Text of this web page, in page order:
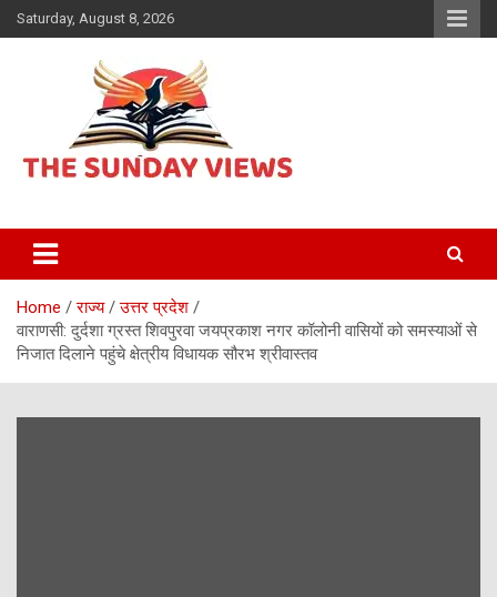
Skip
to
Saturday, August 8, 2026
The Sunday views
Home राज्य
उत्तर प्रदेश
वाराणसी: दुर्दशा ग्रस्त शिवपुरवा जयप्रकाश नगर कॉलोनी वासियों को समस्याओं से
निजात दिलाने पहुंचे क्षेत्रीय विधायक सौरभ श्रीवास्तव